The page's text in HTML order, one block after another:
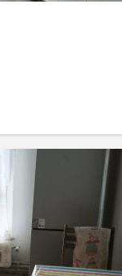
KN 5889
d'une maison à St
tout à proximité.